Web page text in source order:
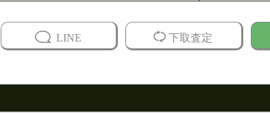
LINE 下取査定